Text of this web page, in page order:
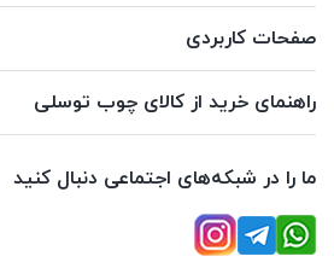
صفحات کاربردی
راهنمای خرید از کالای چوب توسلی
ما را در شبکه‌های اجتماعی دنبال کنید